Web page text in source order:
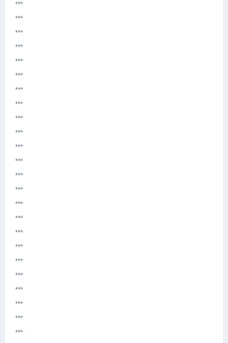
***
***
***
***
***
***
***
***
***
***
***
***
***
***
***
***
***
***
***
***
***
***
***
***